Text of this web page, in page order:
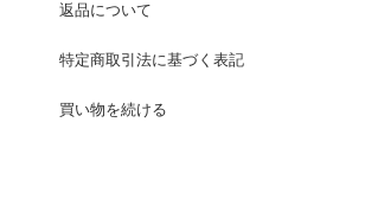
返品について
特定商取引法に基づく表記
買い物を続ける